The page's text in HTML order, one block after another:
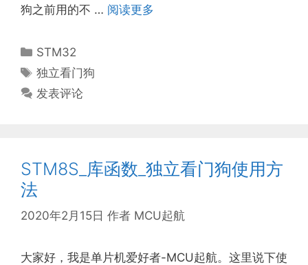
狗之前用的不 … 阅读更多
分
类
STM32
标
签
独立看门狗
发表评论
STM8S_库函数_独立看门狗使用方
法
2020年2月15日 作者 MCU起航
大家好，我是单片机爱好者-MCU起航。这里说下使